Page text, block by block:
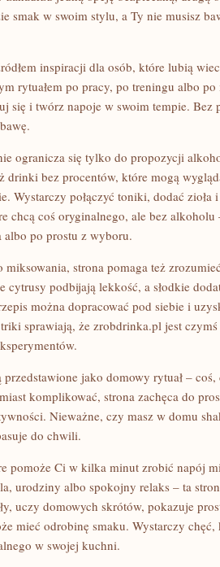
smak w swoim stylu, a Ty nie musisz
inspiracji dla osób, które lubią
rytuałem po pracy, po treningu albo
się i twórz napoje w swoim tempie. Bez
ogranicza się tylko do propozycji
drinki bez procentów, które mogą
Wystarczy połączyć toniki, dodać zioła
chcą coś oryginalnego, ale bez
albo po prostu z wyboru.
strona pomaga też
cytrusy podbijają lekkość, a słodkie
można dopracować pod siebie i
sprawiają, że zrobdrinka.pl jest
jako domowy rytuał –
komplikować, strona zachęca do
Nieważne, czy masz w domu
do chwili.
pomoże Ci w kilka minut zrobić napój
urodziny albo spokojny relaks – ta
uczy domowych skrótów, pokazuje
mieć odrobinę smaku. Wystarczy
w swojej kuchni.